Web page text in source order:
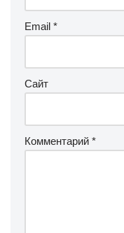
Email *
Сайт
Комментарий *